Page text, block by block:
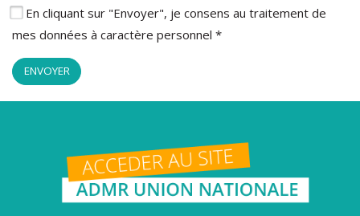
En cliquant sur "Envoyer", je consens au traitement de
mes données à caractère personnel *